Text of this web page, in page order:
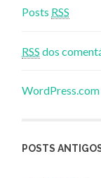
Posts RSS
RSS dos
WordPress.com
POSTS